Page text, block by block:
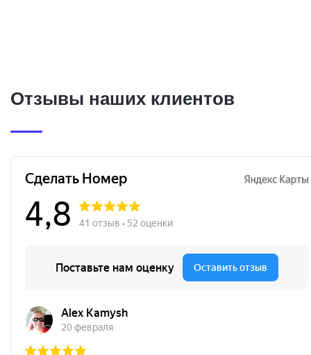
Отзывы наших клиентов